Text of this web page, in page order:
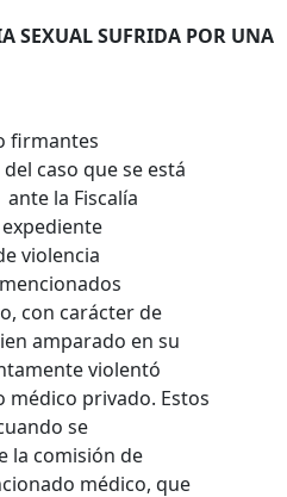
SEXUAL SUFRIDA POR UNA
firmantes
caso que se está
la Fiscalía
violencia
con carácter de
amparado en su
violentó
médico privado. Estos
se
la comisión de
médico, que